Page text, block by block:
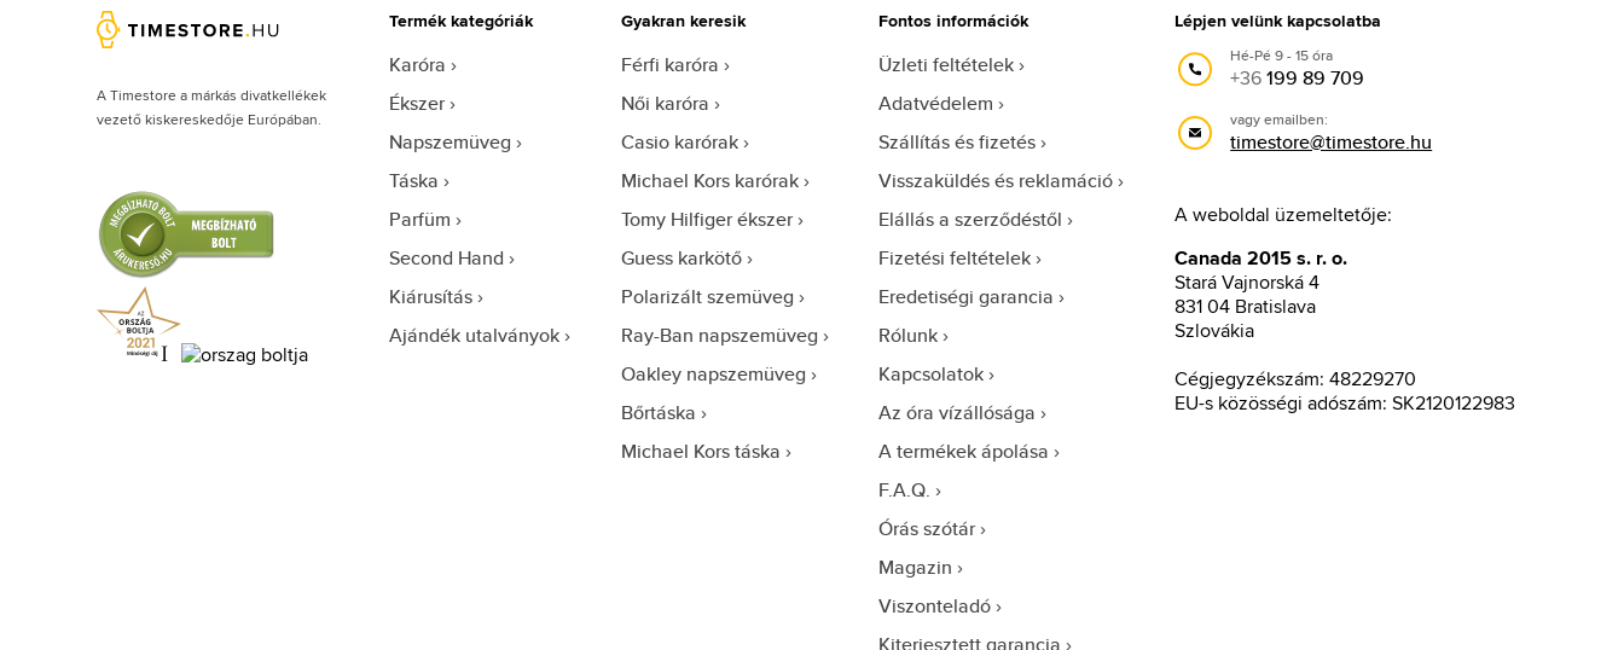
A Timestore a márkás divatkellékek
vezető kiskereskedője Európában.
Termék kategóriák
Karóra
Ékszer
Napszemüveg
Táska
Parfüm
Second Hand
Kiárusítás
Ajándék utalványok
Gyakran keresik
Férfi karóra
Női karóra
Casio karórak
Michael Kors karórak
Tomy Hilfiger ékszer
Guess karkötő
Polarizált szemüveg
Ray-Ban napszemüveg
Oakley napszemüveg
Bőrtáska
Michael Kors táska
Fontos információk
Üzleti feltételek
Adatvédelem
Szállítás és fizetés
Visszaküldés és reklamáció
Elállás a szerződéstől
Fizetési feltételek
Eredetiségi garancia
Rólunk
Kapcsolatok
Az óra vízállósága
A termékek ápolása
F.A.Q.
Órás szótár
Magazin
Viszonteladó
Lépjen velünk kapcsolatba
Hé-Pé 9 - 15 óra
+36199 89 709
vagy emailben:
timestore@timestore.hu
A weboldal üzemeltetője:
Canada 2015 s. r. o.
Stará Vajnorská 4
831 04 Bratislava
Szlovákia
Cégjegyzékszám: 48229270
EU-s közösségi adószám: SK2120122983